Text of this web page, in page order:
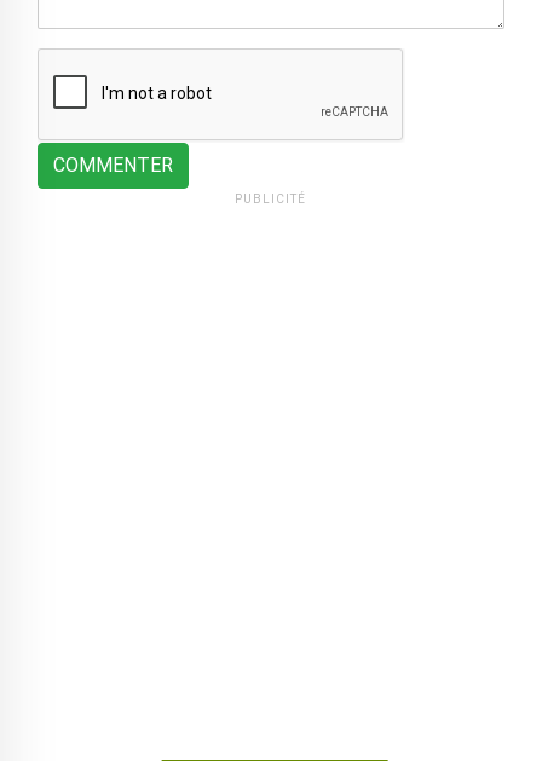
COMMENTER
PUBLICITÉ